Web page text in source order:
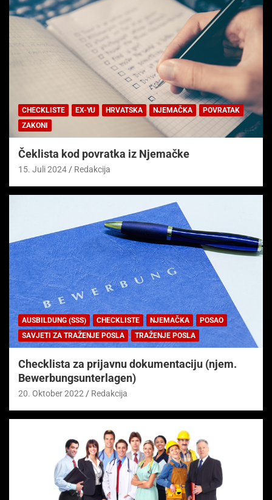
CHECKLISTE EX-YU HRVATSKA NJEMAČKA
POVRATAK
ZAKONI
Čeklista kod povratka iz Njemačke
15. Juli 2024 Redakcija
AUSBILDUNG (SSS) CHECKLISTE NJEMAČKA
POSAO
SAVJETI ZA TRAŽENJE POSLA
TRAŽENJE POSLA
Checklista za prijavnu dokumentaciju (njem.
Bewerbungsunterlagen)
20. Oktober 2022 Redakcija